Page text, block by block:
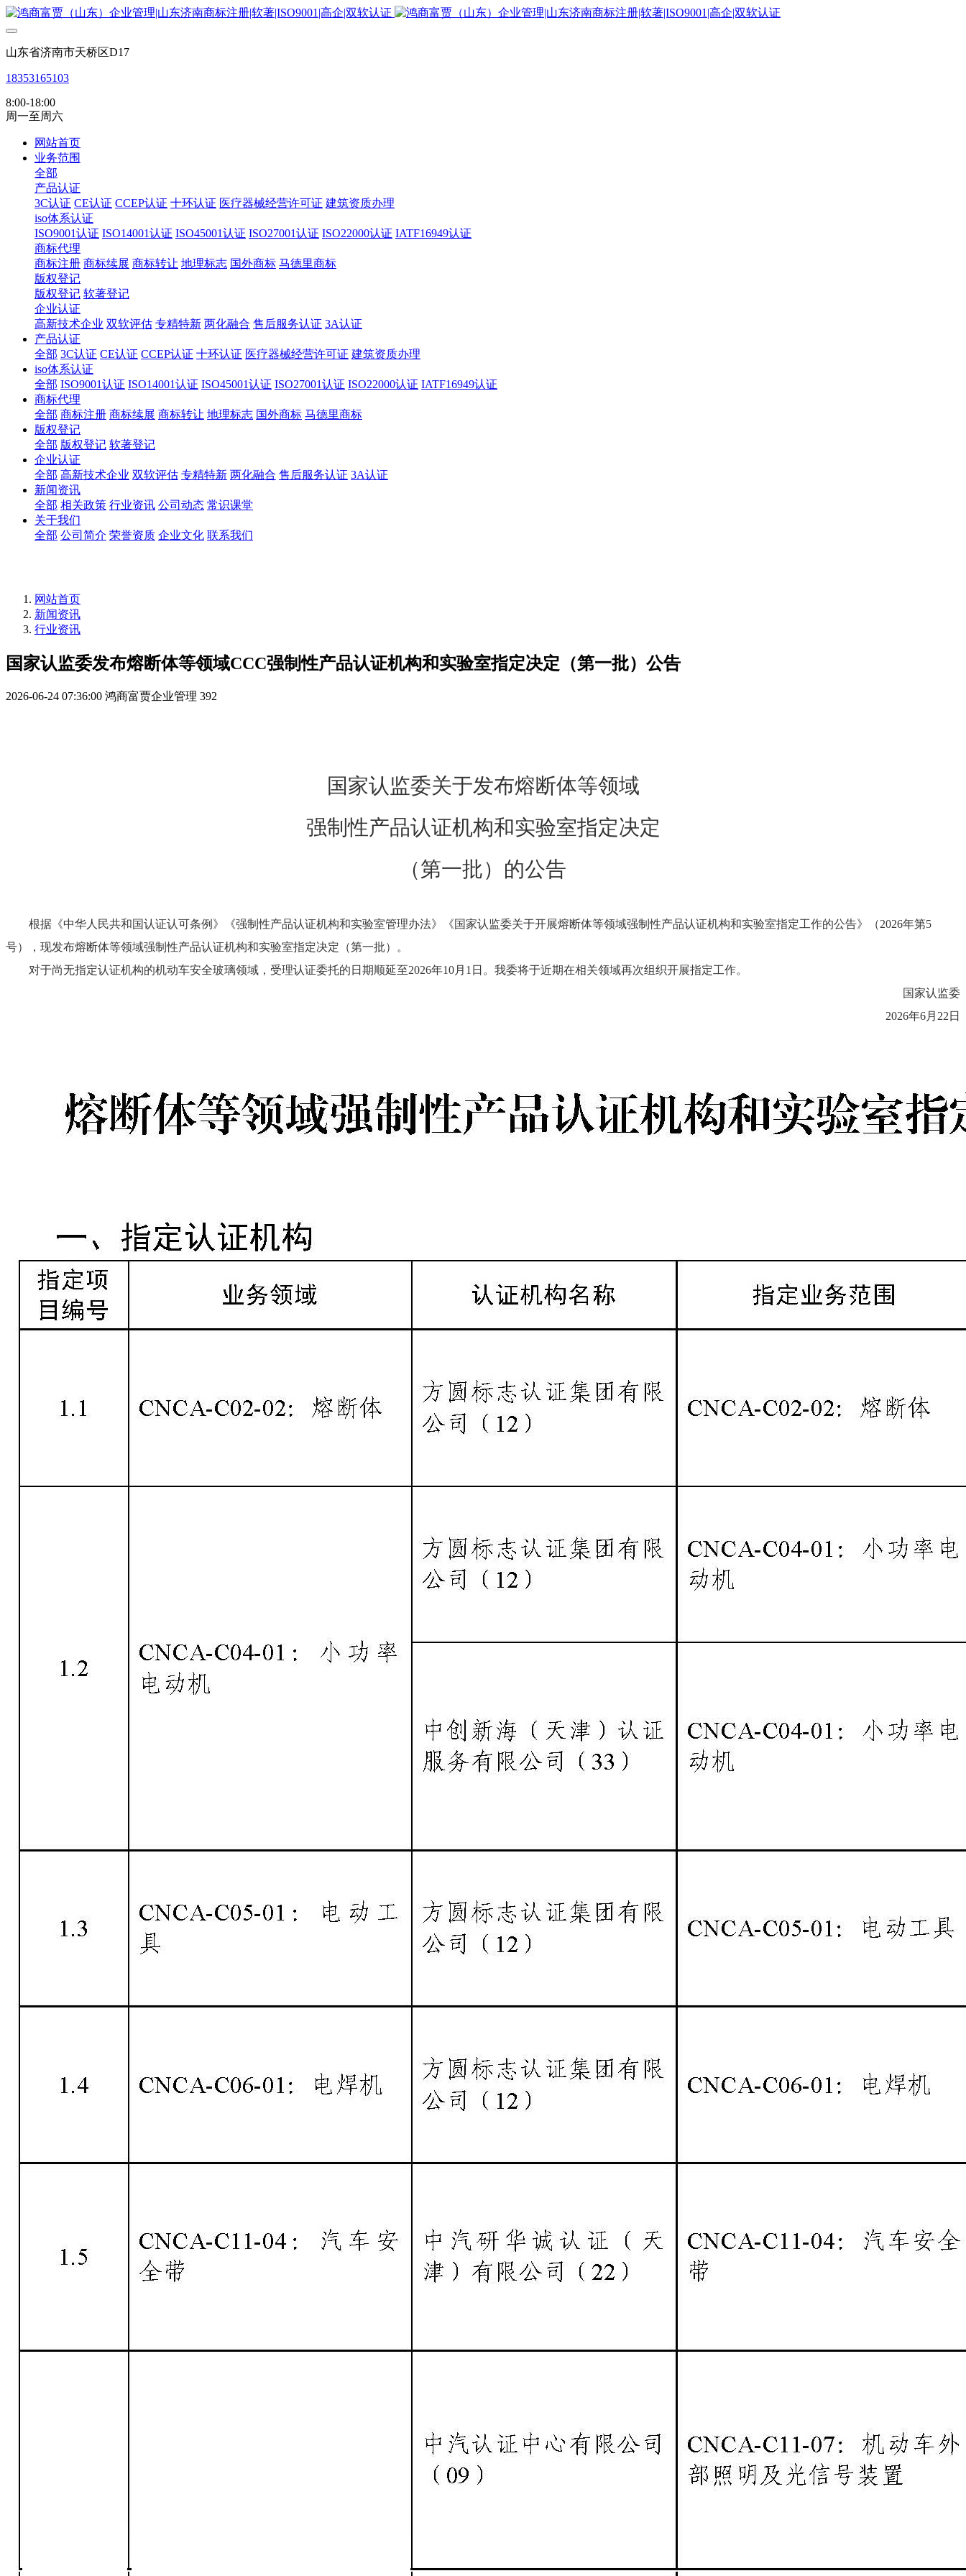
山东省济南市天桥区D17
18353165103
8:00-18:00
周一至周六
网站首页
业务范围
全部
产品认证
3C认证 CE认证 CCEP认证 十环认证 医疗器械经营许可证 建筑资质办理
iso体系认证
ISO9001认证 ISO14001认证 ISO45001认证 ISO27001认证 ISO22000认证 IATF16949认证
商标代理
商标注册 商标续展 商标转让 地理标志 国外商标 马德里商标
版权登记
版权登记 软著登记
企业认证
高新技术企业 双软评估 专精特新 两化融合 售后服务认证 3A认证
产品认证
全部 3C认证 CE认证 CCEP认证 十环认证 医疗器械经营许可证 建筑资质办理
iso体系认证
全部 ISO9001认证 ISO14001认证 ISO45001认证 ISO27001认证 ISO22000认证 IATF16949认证
商标代理
全部 商标注册 商标续展 商标转让 地理标志 国外商标 马德里商标
版权登记
全部 版权登记 软著登记
企业认证
全部 高新技术企业 双软评估 专精特新 两化融合 售后服务认证 3A认证
新闻资讯
全部 相关政策 行业资讯 公司动态 常识课堂
关于我们
全部 公司简介 荣誉资质 企业文化 联系我们
网站首页
新闻资讯
行业资讯
国家认监委发布熔断体等领域CCC强制性产品认证机构和实验室指定决定（第一批）公告
2026-06-24 07:36:00 鸿商富贾企业管理 392
国家认监委关于发布熔断体等领域
强制性产品认证机构和实验室指定决定
（第一批）的公告
根据《中华人民共和国认证认可条例》《强制性产品认证机构和实验室管理办法》《国家认监委关于开展熔断体等领域强制性产品认证机构和实验室指定工作的公告》（2026年第5
号），现发布熔断体等领域强制性产品认证机构和实验室指定决定（第一批）。
对于尚无指定认证机构的机动车安全玻璃领域，受理认证委托的日期顺延至2026年10月1日。我委将于近期在相关领域再次组织开展指定工作。
国家认监委
2026年6月22日